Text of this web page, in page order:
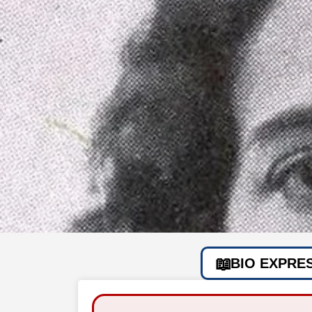
BIO